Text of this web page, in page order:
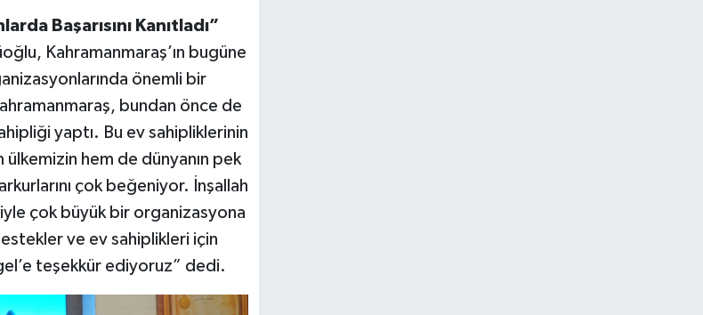
Başarısını Kanıtladı”
Kahramanmaraş’ın bugüne
önemli bir
bundan önce de
yaptı. Bu ev sahipliklerinin
hem de dünyanın pek
çok beğeniyor. İnşallah
çok büyük bir organizasyona
ve ev sahiplikleri için
teşekkür ediyoruz” dedi.